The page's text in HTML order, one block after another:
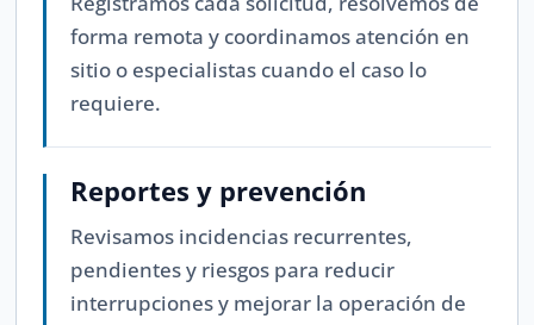
forma remota y coordinamos atención en
sitio o especialistas cuando el caso lo
requiere.
Reportes y prevención
Revisamos incidencias recurrentes,
pendientes y riesgos para reducir
interrupciones y mejorar la operación de